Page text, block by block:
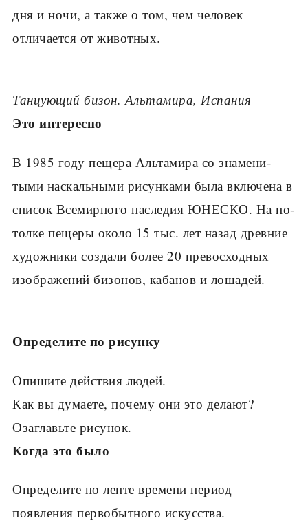
дня и ночи, а также о том, чем человек
отличается от животных.
Танцующий бизон. Альтамира, Испания
Это интересно
В 1985 году пещера Альтамира со знамени­
тыми наскальными рисунками была включена в
список Всемирного наследия ЮНЕСКО. На по­
толке пещеры около 15 тыс. лет назад древние
художники создали более 20 превосходных
изо­бражений бизонов, кабанов и лошадей.
Определите по рисунку
Опишите действия людей.
Как вы думаете, почему они это делают?
Озаглавьте рисунок.
Когда это было
Определите по ленте времени период
появления первобытного искусства.